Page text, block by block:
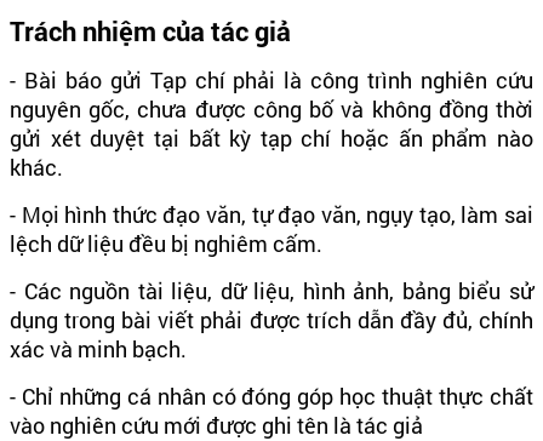
Trách nhiệm của tác giả
- Bài báo gửi Tạp chí phải là công trình nghiên cứu
nguyên gốc, chưa được công bố và không đồng thời
gửi xét duyệt tại bất kỳ tạp chí hoặc ấn phẩm nào
khác.
- Mọi hình thức đạo văn, tự đạo văn, ngụy tạo, làm sai
lệch dữ liệu đều bị nghiêm cấm.
- Các nguồn tài liệu, dữ liệu, hình ảnh, bảng biểu sử
dụng trong bài viết phải được trích dẫn đầy đủ, chính
xác và minh bạch.
- Chỉ những cá nhân có đóng góp học thuật thực chất
vào nghiên cứu mới được ghi tên là tác giả